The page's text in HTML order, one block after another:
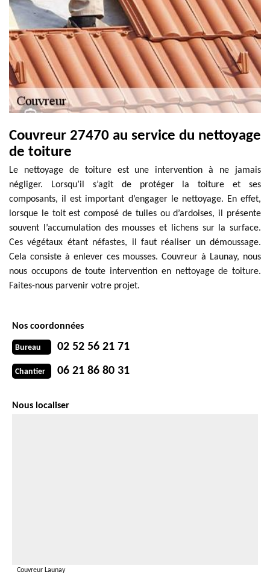
Couvreur 27470 au service du nettoyage
de toiture
Le nettoyage de toiture est une intervention à ne jamais
négliger. Lorsqu’il s’agit de protéger la toiture et ses
composants, il est important d’engager le nettoyage. En effet,
lorsque le toit est composé de tuiles ou d’ardoises, il présente
souvent l’accumulation des mousses et lichens sur la surface.
Ces végétaux étant néfastes, il faut réaliser un démoussage.
Cela consiste à enlever ces mousses. Couvreur à Launay, nous
nous occupons de toute intervention en nettoyage de toiture.
Faites-nous parvenir votre projet.
Nos coordonnées
Bureau 02 52 56 21 71
Chantier 06 21 86 80 31
Nous localiser
Couvreur Launay